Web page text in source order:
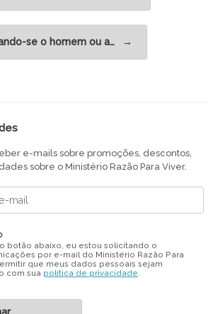
se o homem ou a… →
e-mails sobre promoções, descontos,
sobre o Ministério Razão Para Viver.
botão abaixo, eu estou solicitando o
por e-mail do Ministério Razão Para
que meus dados pessoais sejam
com sua política de privacidade.